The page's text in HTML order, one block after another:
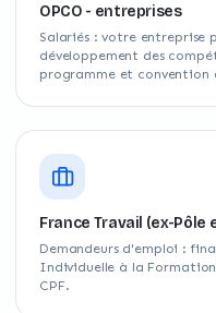
OPCO - entreprises
Salariés : votre entreprise
développement des
programme et convention
France Travail (ex-Pôle
Demandeurs d'emploi :
Individuelle à la
CPF.